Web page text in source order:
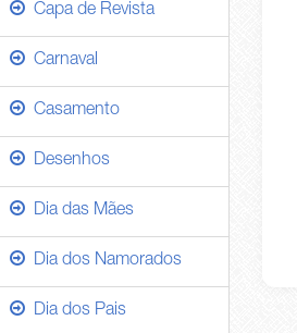
Capa de Revista
Carnaval
Casamento
Desenhos
Dia das Mães
Dia dos Namorados
Dia dos Pais